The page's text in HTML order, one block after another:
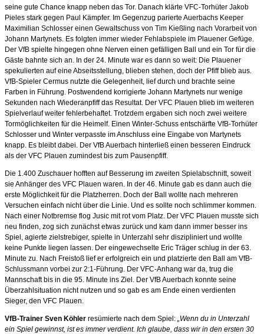
seine gute Chance knapp neben das Tor. Danach klärte VFC-Torhüter Jakob
Pieles stark gegen Paul Kämpfer. Im Gegenzug parierte Auerbachs Keeper
Maximilian Schlosser einen Gewaltschuss von Tim Kießling nach Vorarbeit von
Johann Martynets. Es folgten immer wieder Fehlabspiele im Plauener Gefüge.
Der VfB spielte hingegen ohne Nerven einen gefälligen Ball und ein Tor für die
Gäste bahnte sich an. In der 24. Minute war es dann so weit: Die Plauener
spekulierten auf eine Abseitsstellung, blieben stehen, doch der Pfiff blieb aus.
VfB-Spieler Cermus nutzte die Gelegenheit, lief durch und brachte seine
Farben in Führung. Postwendend korrigierte Johann Martynets nur wenige
Sekunden nach Wiederanpfiff das Resultat. Der VFC Plauen blieb im weiteren
Spielverlauf weiter fehlerbehaftet. Trotzdem ergaben sich noch zwei weitere
Tormöglichkeiten für die Heimelf. Einen Winter-Schuss entschärfte VfB-Torhüter
Schlosser und Winter verpasste im Anschluss eine Eingabe von Martynets
knapp. Es bleibt dabei. Der VfB Auerbach hinterließ einen besseren Eindruck
als der VFC Plauen zumindest bis zum Pausenpfiff.
Die 1.400 Zuschauer hofften auf Besserung im zweiten Spielabschnitt, soweit
sie Anhänger des VFC Plauen waren. In der 46. Minute gab es dann auch die
erste Möglichkeit für die Platzherren. Doch der Ball wollte nach mehreren
Versuchen einfach nicht über die Linie. Und es sollte noch schlimmer kommen.
Nach einer Notbremse flog Jusic mit rot vom Platz. Der VFC Plauen musste sich
neu finden, zog sich zunächst etwas zurück und kam dann immer besser ins
Spiel, agierte zielstrebiger, spielte in Unterzahl sehr diszipliniert und wollte
keine Punkte liegen lassen. Der eingewechselte Eric Träger schlug in der 63.
Minute zu. Nach Freistoß lief er erfolgreich ein und platzierte den Ball am VfB-
Schlussmann vorbei zur 2:1-Führung. Der VFC-Anhang war da, trug die
Mannschaft bis in die 95. Minute ins Ziel. Der VfB Auerbach konnte seine
Überzahlsituation nicht nutzen und so gab es am Ende einen verdienten
Sieger, den VFC Plauen.
VfB-Trainer Sven Köhler resümierte nach dem Spiel: „Wenn du in Unterzahl
ein Spiel gewinnst, ist es immer verdient. Ich glaube, dass wir in den ersten 30